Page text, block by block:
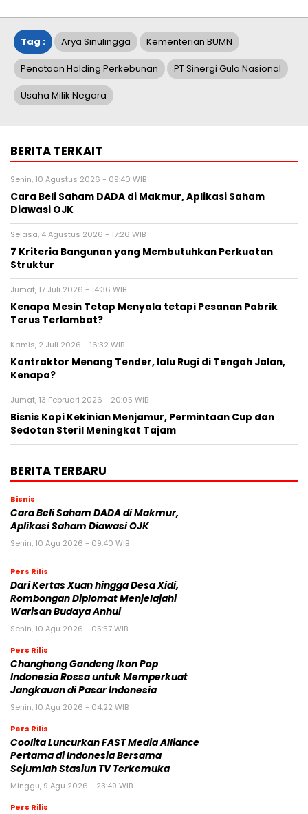
Tag : Arya Sinulingga Kementerian BUMN
Penataan Holding Perkebunan PT Sinergi Gula Nasional
Usaha Milik Negara
BERITA TERKAIT
Senin, 10 Agustus 2026 - 09:40 WIB
Cara Beli Saham DADA di Makmur, Aplikasi Saham
Diawasi OJK
Selasa, 4 Agustus 2026 - 17:26 WIB
7 Kriteria Bangunan yang Membutuhkan Perkuatan
Struktur
Jumat, 17 Juli 2026 - 14:36 WIB
Kenapa Mesin Tetap Menyala tetapi Pesanan Pabrik
Terus Terlambat?
Kamis, 2 Juli 2026 - 16:32 WIB
Kontraktor Menang Tender, lalu Rugi di Tengah Jalan,
Kenapa?
Jumat, 13 Februari 2026 - 20:05 WIB
Bisnis Kopi Kekinian Menjamur, Permintaan Cup dan
Sedotan Steril Meningkat Tajam
BERITA TERBARU
Bisnis
Cara Beli Saham DADA di Makmur,
Aplikasi Saham Diawasi OJK
Senin, 10 Agu 2026 - 09:40 WIB
Pers Rilis
Dari Kertas Xuan hingga Desa Xidi,
Rombongan Diplomat Menjelajahi
Warisan Budaya Anhui
Senin, 10 Agu 2026 - 05:57 WIB
Pers Rilis
Changhong Gandeng Ikon Pop
Indonesia Rossa untuk Memperkuat
Jangkauan di Pasar Indonesia
Senin, 10 Agu 2026 - 04:22 WIB
Pers Rilis
Coolita Luncurkan FAST Media Alliance
Pertama di Indonesia Bersama
Sejumlah Stasiun TV Terkemuka
Minggu, 9 Agu 2026 - 23:49 WIB
Pers Rilis